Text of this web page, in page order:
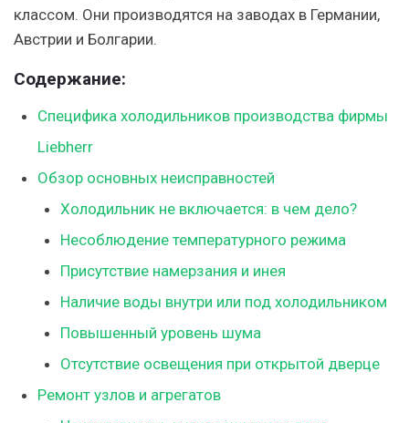
классом. Они производятся на заводах в Германии,
Австрии и Болгарии.
Содержание:
Специфика холодильников производства фирмы
Liebherr
Обзор основных неисправностей
Холодильник не включается: в чем дело?
Несоблюдение температурного режима
Присутствие намерзания и инея
Наличие воды внутри или под холодильником
Повышенный уровень шума
Отсутствие освещения при открытой дверце
Ремонт узлов и агрегатов